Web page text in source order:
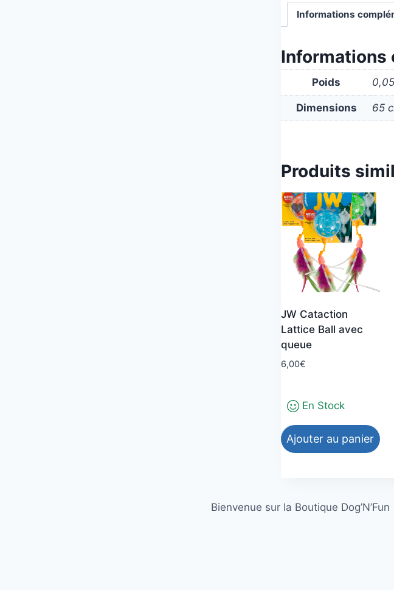
Informations
Informations
Poids
Dimensions 65
Produits
JW Cataction
Lattice Ball avec
queue
6,00€
En Stock
Ajouter au panier
Bienvenue sur la Boutique Dog’N’Fun